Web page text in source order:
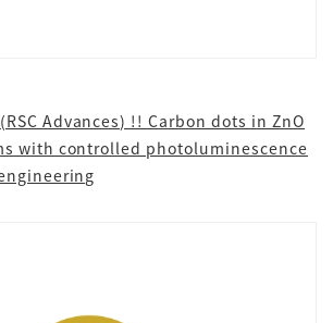
Advances) !! Carbon dots in ZnO
with controlled photoluminescence